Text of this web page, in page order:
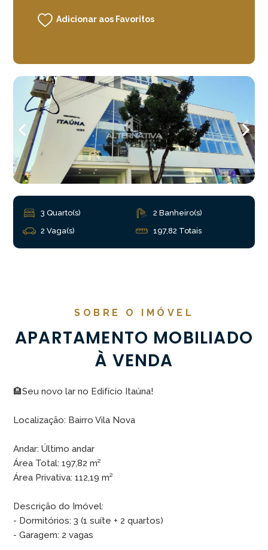
Adicionar aos Favoritos
3 Quarto(s)
2 Banheiro(s)
2 Vaga(s)
197,82 Totais
SOBRE O IMÓVEL
APARTAMENTO MOBILIADO
À VENDA
🏨Seu novo lar no Edifício Itaúna!
Localização: Bairro Vila Nova
Andar: Último andar
Área Total: 197,82 m²
Área Privativa: 112,19 m²
Descrição do Imóvel:
- Dormitórios: 3 (1 suíte + 2 quartos)
- Garagem: 2 vagas